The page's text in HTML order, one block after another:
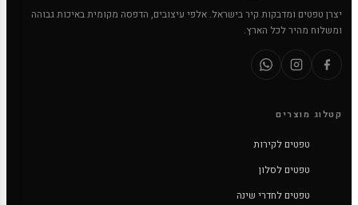
יצרן טפטים ומדבקות קיר בישראל. אלפי עיצובים, הדפסה מקומית באיכות גבוהה
ומשלוח מהיר לכל הארץ.
קטלוג מוצרים
טפטים לקירות
טפטים לסלון
טפטים לחדרי שינה